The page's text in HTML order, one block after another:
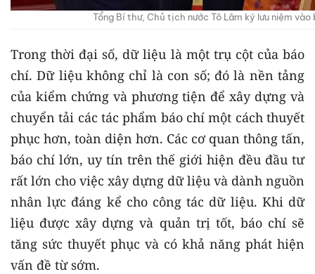
Tổng Bí thư, Chủ tịch nước Tô Lâm ký lưu niệm
Trong thời đại số, dữ liệu là một trụ cột của báo
chí. Dữ liệu không chỉ là con số; đó là nền tảng
của kiểm chứng và phương tiện để xây dựng và
chuyển tải các tác phẩm báo chí một cách thuyết
phục hơn, toàn diện hơn. Các cơ quan thông tấn,
báo chí lớn, uy tín trên thế giới hiện đều đầu tư
rất lớn cho việc xây dựng dữ liệu và dành nguồn
nhân lực đáng kể cho công tác dữ liệu. Khi dữ
liệu được xây dựng và quản trị tốt, báo chí sẽ
tăng sức thuyết phục và có khả năng phát hiện
vấn đề từ sớm.